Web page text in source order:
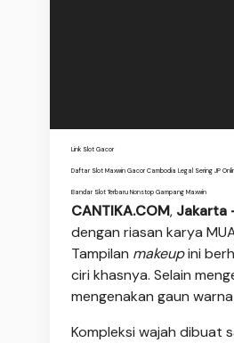
Link Slot Gacor
Daftar Slot Maxwin Gacor Cambodia Legal Sering JP
Bandar Slot Terbaru Nonstop Gampang Maxwin
CANTIKA.COM, Jakarta
dengan riasan karya
Tampilan makeupini
ciri khasnya. Selain
mengenakan gaun
Kompleksi wajah dibuat